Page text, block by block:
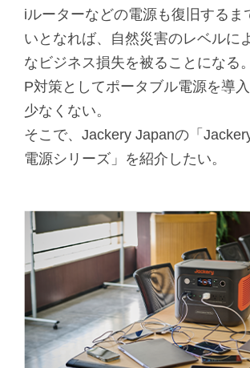
iルーターなどの電源も復旧するま
いとなれば、自然災害のレベルに
なビジネス損失を被ることになる
P対策としてポータブル電源を導
少なくない。
そこで、Jackery Japanの「
電源シリーズ」を紹介したい。